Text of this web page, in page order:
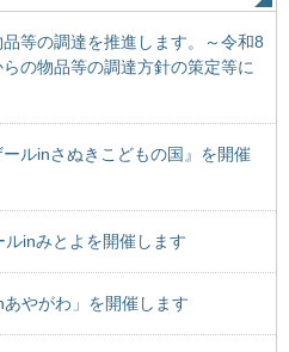
等の調達を推進します。～令和8
の物品等の調達方針の策定等に
ールinさぬきこどもの国』を開催
inみとよを開催します
あやがわ」を開催します